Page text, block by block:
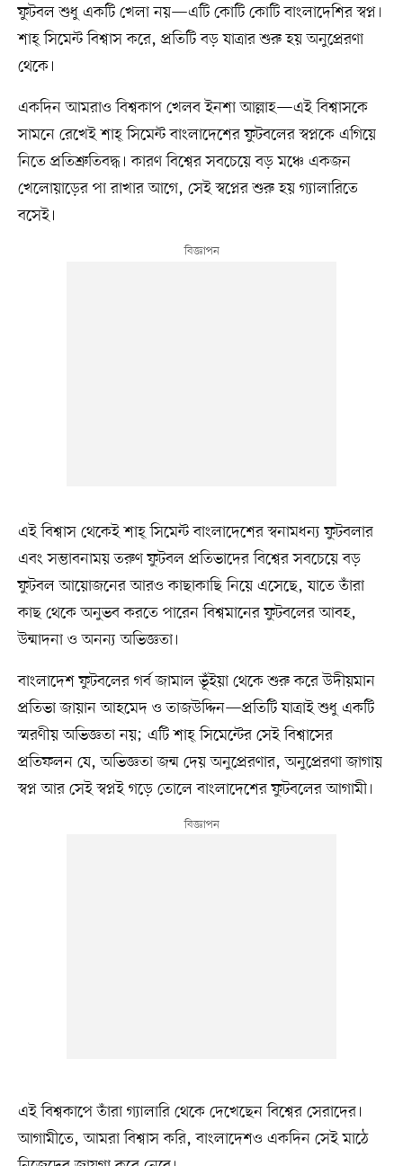
ফুটবল শুধু একটি খেলা নয়—এটি কোটি কোটি বাংলাদেশির স্বপ্ন।
শাহ্ সিমেন্ট বিশ্বাস করে, প্রতিটি বড় যাত্রার শুরু হয় অনুপ্রেরণা
থেকে।
একদিন আমরাও বিশ্বকাপ খেলব ইনশা আল্লাহ—এই বিশ্বাসকে
সামনে রেখেই শাহ্ সিমেন্ট বাংলাদেশের ফুটবলের স্বপ্নকে এগিয়ে
নিতে প্রতিশ্রুতিবদ্ধ। কারণ বিশ্বের সবচেয়ে বড় মঞ্চে একজন
খেলোয়াড়ের পা রাখার আগে, সেই স্বপ্নের শুরু হয় গ্যালারিতে
বসেই।
এই বিশ্বাস থেকেই শাহ্ সিমেন্ট বাংলাদেশের স্বনামধন্য ফুটবলার
এবং সম্ভাবনাময় তরুণ ফুটবল প্রতিভাদের বিশ্বের সবচেয়ে বড়
ফুটবল আয়োজনের আরও কাছাকাছি নিয়ে এসেছে, যাতে তাঁরা
কাছ থেকে অনুভব করতে পারেন বিশ্বমানের ফুটবলের আবহ,
উন্মাদনা ও অনন্য অভিজ্ঞতা।
বাংলাদেশ ফুটবলের গর্ব জামাল ভূঁইয়া থেকে শুরু করে উদীয়মান
প্রতিভা জায়ান আহমেদ ও তাজউদ্দিন—প্রতিটি যাত্রাই শুধু একটি
স্মরণীয় অভিজ্ঞতা নয়; এটি শাহ্ সিমেন্টের সেই বিশ্বাসের
প্রতিফলন যে, অভিজ্ঞতা জন্ম দেয় অনুপ্রেরণার, অনুপ্রেরণা জাগায়
স্বপ্ন আর সেই স্বপ্নই গড়ে তোলে বাংলাদেশের ফুটবলের আগামী।
এই বিশ্বকাপে তাঁরা গ্যালারি থেকে দেখেছেন বিশ্বের সেরাদের।
আগামীতে, আমরা বিশ্বাস করি, বাংলাদেশও একদিন সেই মাঠে